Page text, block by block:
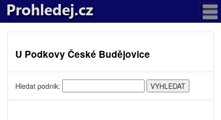
U Podkovy České Budějovice
Hledat podnik: